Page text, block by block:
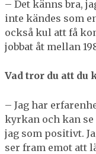
– Det känns bra,
inte kändes som
också kul att få
jobbat åt mellan
Vad tror du att du
– Jag har
kyrkan och kan se
jag som positivt.
ser fram emot att